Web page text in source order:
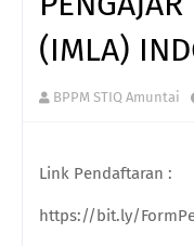
(IMLA)
BPPM STIQ Amuntai
Link Pendaftaran :
https://bit.ly/